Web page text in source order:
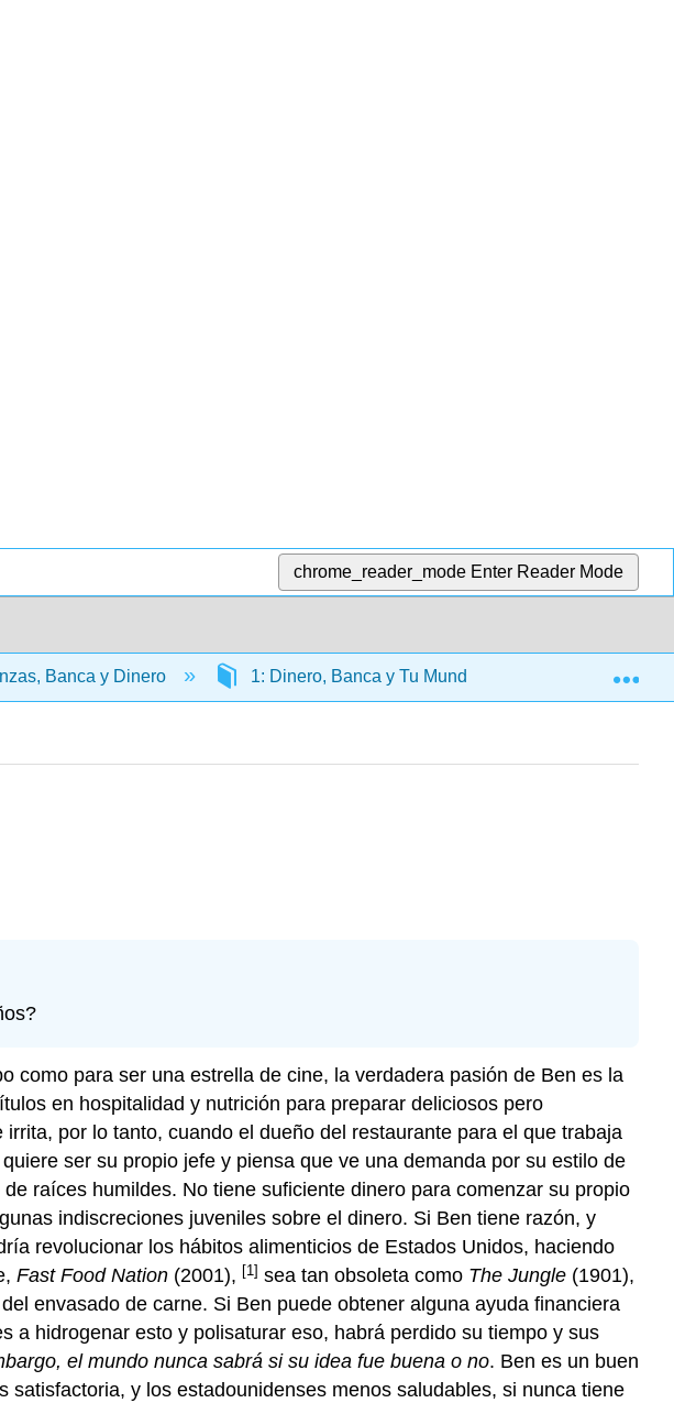
chrome_reader_mode Enter Reader Mode
Banca y Dinero 1: Dinero, Banca y Tu Mundo 1.1: Sueños
como para ser una estrella de cine, la verdadera pasión de Ben es la
en hospitalidad y nutrición para preparar deliciosos pero
por lo tanto, cuando el dueño del restaurante para el que trabaja
ser su propio jefe y piensa que ve una demanda por su estilo de
raíces humildes. No tiene suficiente dinero para comenzar su propio
indiscreciones juveniles sobre el dinero. Si Ben tiene razón, y
revolucionar los hábitos alimenticios de Estados Unidos, haciendo
Fast Food Nation (2001), [1] sea tan obsoleta como The Jungle (1901),
envasado de carne. Si Ben puede obtener alguna ayuda financiera
a hidrogenar esto y polisaturar eso, habrá perdido su tiempo y sus
el mundo nunca sabrá si su idea fue buena o no. Ben es un buen
y los estadounidenses menos saludables, si nunca tiene